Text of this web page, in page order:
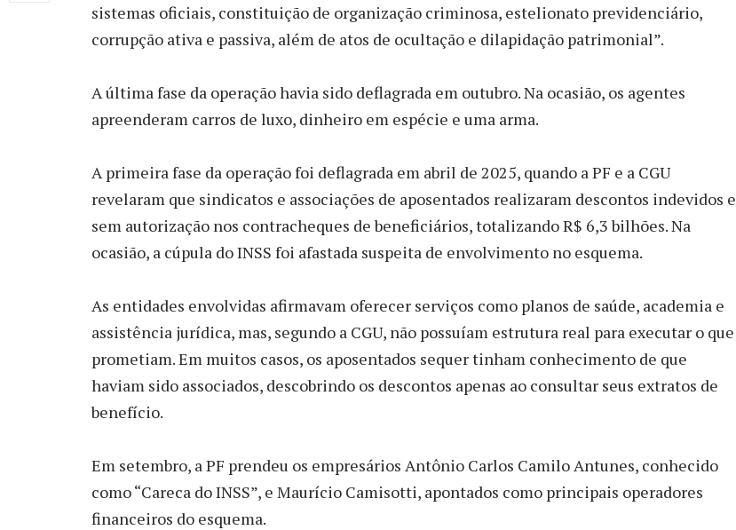
sistemas oficiais, constituição de organização criminosa, estelionato previdenciário,
corrupção ativa e passiva, além de atos de ocultação e dilapidação patrimonial”.
A última fase da operação havia sido deflagrada em outubro. Na ocasião, os agentes
apreenderam carros de luxo, dinheiro em espécie e uma arma.
A primeira fase da operação foi deflagrada em abril de 2025, quando a PF e a CGU
revelaram que sindicatos e associações de aposentados realizaram descontos indevidos e
sem autorização nos contracheques de beneficiários, totalizando R$ 6,3 bilhões. Na
ocasião, a cúpula do INSS foi afastada suspeita de envolvimento no esquema.
As entidades envolvidas afirmavam oferecer serviços como planos de saúde, academia e
assistência jurídica, mas, segundo a CGU, não possuíam estrutura real para executar o que
prometiam. Em muitos casos, os aposentados sequer tinham conhecimento de que
haviam sido associados, descobrindo os descontos apenas ao consultar seus extratos de
benefício.
Em setembro, a PF prendeu os empresários Antônio Carlos Camilo Antunes, conhecido
como “Careca do INSS”, e Maurício Camisotti, apontados como principais operadores
financeiros do esquema.